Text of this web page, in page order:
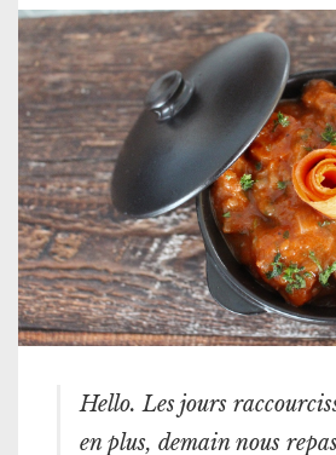
Hello. Les jours
en plus, demain nous